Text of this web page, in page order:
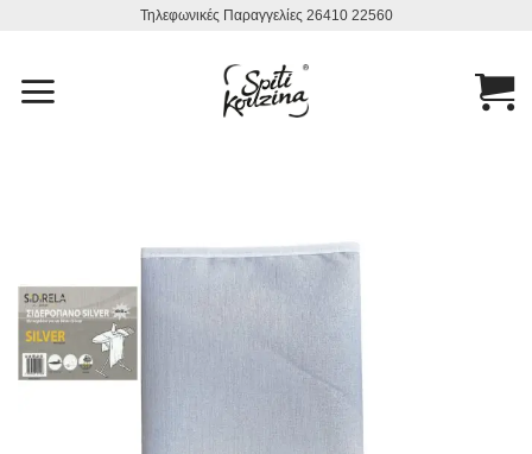
Τηλεφωνικές Παραγγελίες 26410 22560